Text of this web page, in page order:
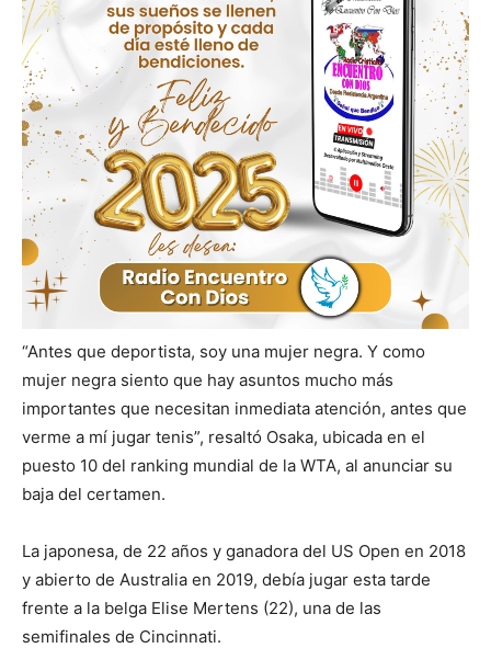
“Antes que deportista, soy una mujer negra. Y como
mujer negra siento que hay asuntos mucho más
importantes que necesitan inmediata atención, antes que
verme a mí jugar tenis”, resaltó Osaka, ubicada en el
puesto 10 del ranking mundial de la WTA, al anunciar su
baja del certamen.
La japonesa, de 22 años y ganadora del US Open en 2018
y abierto de Australia en 2019, debía jugar esta tarde
frente a la belga Elise Mertens (22), una de las
semifinales de Cincinnati.